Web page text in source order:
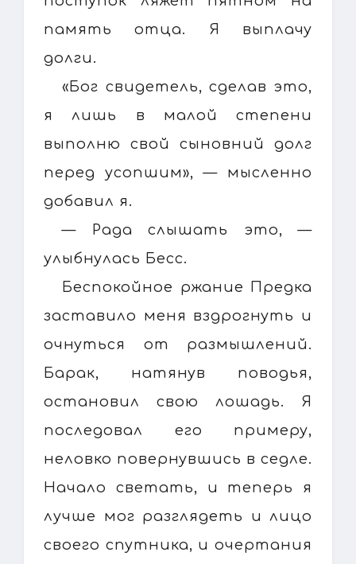
память отца. Я выплачу
долги.
«Бог свидетель, сделав это,
я лишь в малой степени
выполню свой сыновний долг
перед усопшим», — мысленно
добавил я.
— Рада слышать это, —
улыбнулась Бесс.
Беспокойное ржание Предка
заставило меня вздрогнуть и
очнуться от размышлений.
Барак, натянув поводья,
остановил свою лошадь. Я
последовал его примеру,
неловко повернувшись в седле.
Начало светать, и теперь я
лучше мог разглядеть и лицо
своего спутника, и очертания